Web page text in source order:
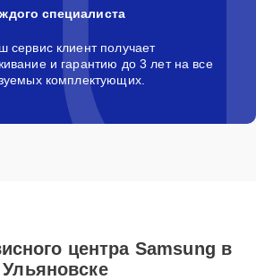
специалиста
клиент получает
и гарантию до 3 лет на все
комплектующих.
центра Samsung в
Ульяновске